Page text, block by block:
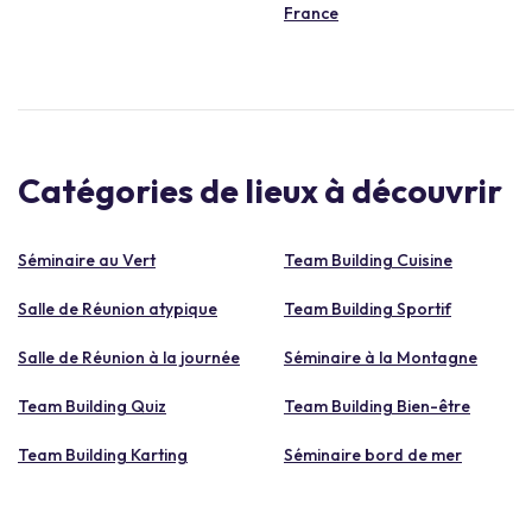
France
Catégories de lieux à découvrir
Séminaire au Vert Team Building Cuisine
Salle de Réunion atypique Team Building Sportif
Salle de Réunion à la journée Séminaire à la Montagne
Team Building Quiz Team Building Bien-être
Team Building Karting Séminaire bord de mer